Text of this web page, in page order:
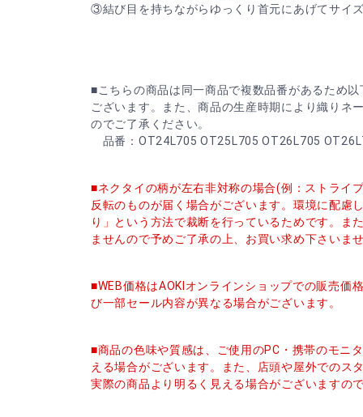
③結び目を持ちながらゆっくり首元にあげてサイ
■こちらの商品は同一商品で複数品番があるため
ございます。また、商品の生産時期により織りネ
のでご了承ください。
品番：OT24L705 OT25L705 OT26L705
■ネクタイの柄が左右非対称の場合(例：ストライ
反転のものが届く場合がございます。環境に配慮
り」という方法で裁断を行っているためです。ま
ませんので予めご了承の上、お買い求め下さいま
■WEB価格はAOKIオンラインショップでの販売価
び一部セール内容が異なる場合がございます。
■商品の色味や質感は、ご使用のPC・携帯のモニ
える場合がございます。また、店頭や屋外でのス
実際の商品より明るく見える場合がございますの